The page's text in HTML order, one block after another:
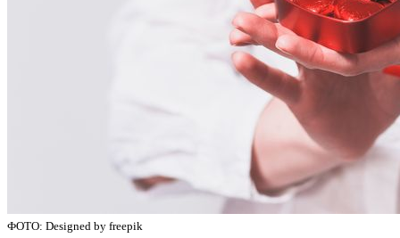
ФОТО: Designed by freepik